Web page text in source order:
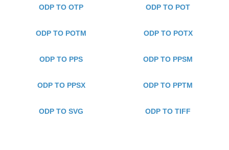
ODP TO OTP ODP TO POT
ODP TO POTM ODP TO POTX
ODP TO PPS ODP TO PPSM
ODP TO PPSX ODP TO PPTM
ODP TO SVG ODP TO TIFF